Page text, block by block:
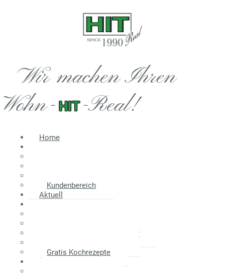
Wir machen Ihren
Wohn- HIT-Real!
Home
Kundenbereich
Aktuell
Maklerprovision - Verkäufer
Gratis Kochrezepte